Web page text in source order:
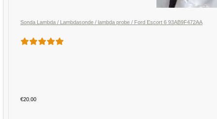
Sonda Lambda / Lambdasonde / lambda probe / Ford Escort 6 93AB9F472AA
€20.00